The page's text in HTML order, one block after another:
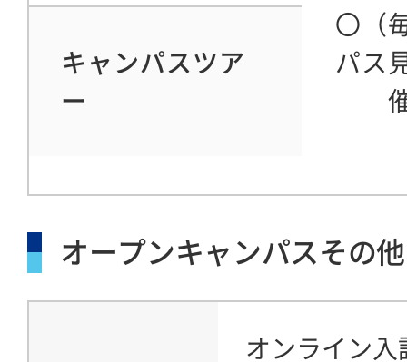
キャンパスツア
ー
〇（
パス
オープンキャンパスその
オンライン入